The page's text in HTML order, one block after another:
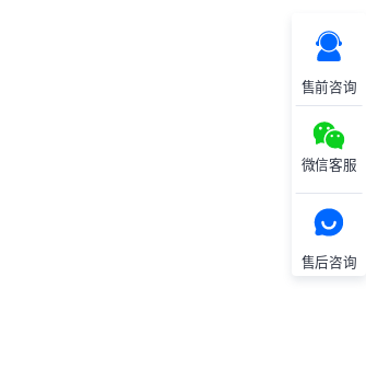
售前咨询
微信客服
售后咨询